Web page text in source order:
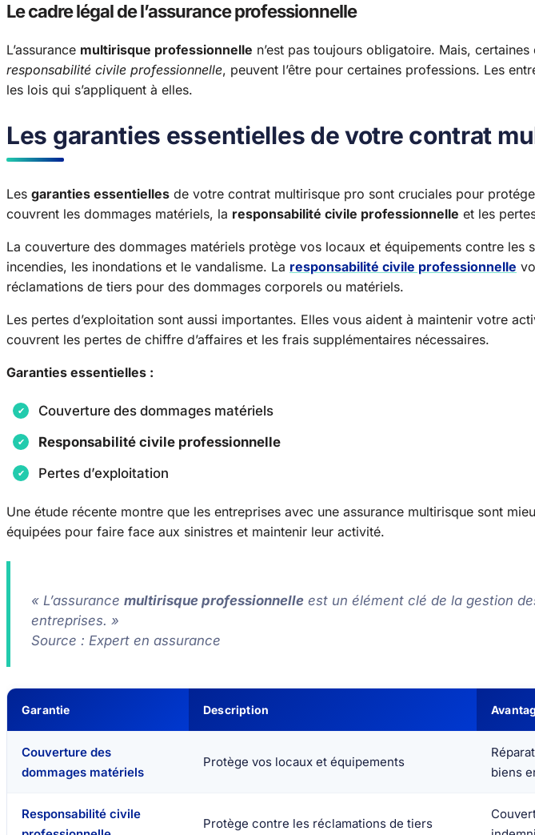
Le cadre légal de l’assurance professionnelle
L’assurance multirisque professionnelle n’est pas toujours obligatoire. Mais,
responsabilité civile professionnelle, peuvent l’être pour certaines professions. Les
les lois qui s’appliquent à elles.
Les garanties essentielles de votre contrat
Les garanties essentielles de votre contrat multirisque pro sont cruciales pour
couvrent les dommages matériels, la responsabilité civile professionnelle et les
La couverture des dommages matériels protège vos locaux et équipements contre les
incendies, les inondations et le vandalisme. La responsabilité civile professionnelle
réclamations de tiers pour des dommages corporels ou matériels.
Les pertes d’exploitation sont aussi importantes. Elles vous aident à maintenir votre
couvrent les pertes de chiffre d’affaires et les frais supplémentaires nécessaires.
Garanties essentielles :
Couverture des dommages matériels
Responsabilité civile professionnelle
Pertes d’exploitation
Une étude récente montre que les entreprises avec une assurance multirisque sont
équipées pour faire face aux sinistres et maintenir leur activité.
« L’assurance multirisque professionnelle est un élément clé de la gestion
entreprises. »
Source : Expert en assurance
Garantie Description
Couverture des
dommages matériels
Protège vos locaux et équipements
biens
Responsabilité civile
Protège contre les réclamations de tiers